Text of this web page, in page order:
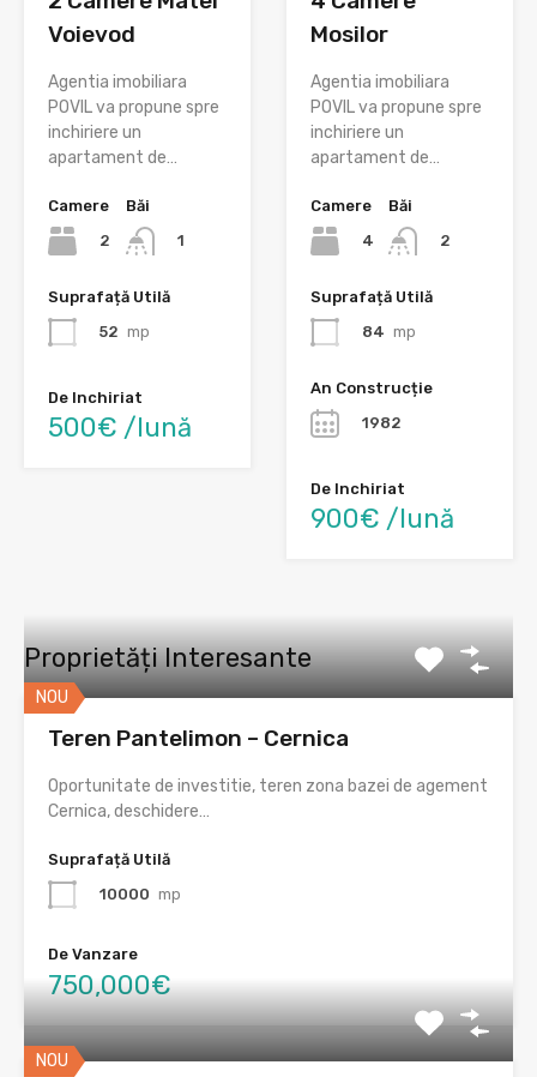
Voievod
Agentia imobiliara
POVIL va propune spre
inchiriere un
apartament de…
Camere
2
Băi
1
Suprafață Utilă
52 mp
De Inchiriat
500€ /lună
Mosilor
Agentia imobiliara
POVIL va propune spre
inchiriere un
apartament de…
Camere
4
Băi
2
Suprafață Utilă
84 mp
An Construcție
1982
De Inchiriat
900€ /lună
Proprietăți Interesante
NOU
Teren Pantelimon – Cernica
Oportunitate de investitie, teren zona bazei de agement
Cernica, deschidere…
Suprafață Utilă
10000 mp
De Vanzare
750,000€
NOU